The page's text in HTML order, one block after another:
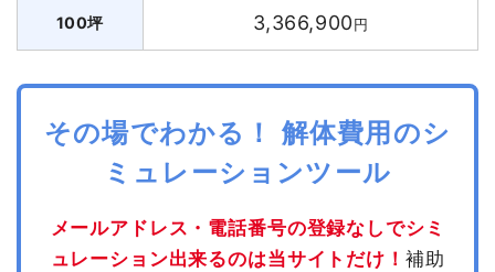
100坪 3,366,900円
その場でわかる！ 解体費用のシ
ミュレーションツール
メールアドレス・電話番号の登録なしでシミ
ュレーション出来るのは当サイトだけ！ 補助